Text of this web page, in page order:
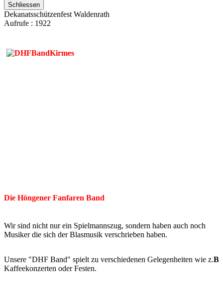
Schliessen
Dekanatsschützenfest Waldenrath
Aufrufe : 1922
Die Höngener Fanfaren Band
Wir sind nicht nur ein Spielmannszug, sondern haben auch noch
Musiker die sich der Blasmusik verschrieben haben.
Unsere "DHF Band" spielt zu verschiedenen Gelegenheiten wie z.B
Kaffeekonzerten oder Festen.